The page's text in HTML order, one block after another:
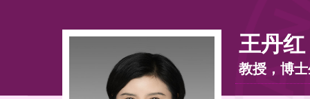
王丹红
教授，博